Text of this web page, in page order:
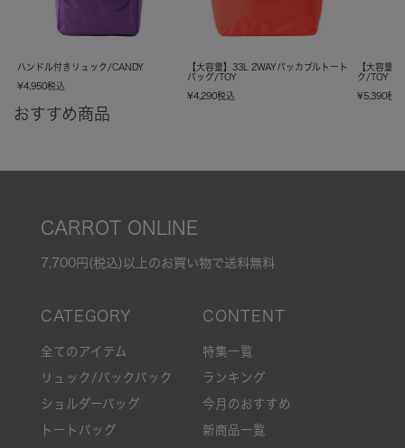
ハンドル付きリュック/CANDY
¥4,950税込
【大容量】33L 2WAYパッカブルトート
バッグ/TOY
¥4,290税込
【大容量
ク/TOY
¥5,390税込
おすすめ商品
CARROT ONLINE
7,700円(税込)以上のお買い物で送料無料
全てのアイテム
リュック/バックパック
ショルダーバッグ
トートバッグ
特集一覧
ランキング
今月のおすすめ
新商品一覧